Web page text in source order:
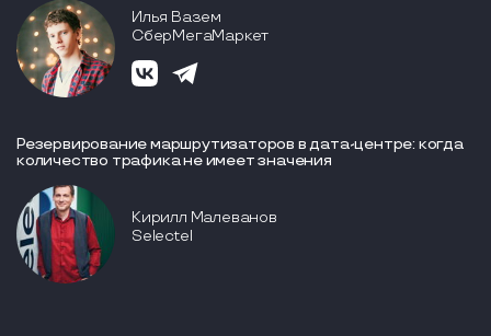
Илья Вазем
СберМегаМаркет
Резервирование маршрутизаторов в дата-центре: когда
количество трафика не имеет значения
Кирилл Малеванов
Selectel